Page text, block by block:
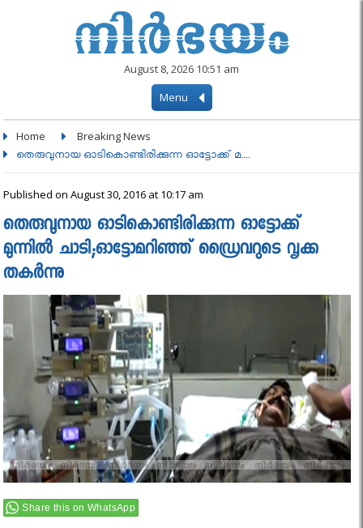
August 8, 2026 10:51 am
Menu
Home Breaking News
തെരുവുനായ ഓടികൊണ്ടിരിക്കുന്ന ഓട്ടോക്ക് മ....
Published on August 30, 2016 at 10:17 am
തെരുവുനായ ഓടികൊണ്ടിരിക്കുന്ന ഓട്ടോക്ക്
മുന്നില്‍ ചാടി;ഓട്ടോമറിഞ്ഞ് ഡ്രൈവറുടെ വൃക്ക
തകർന്നു
Share this on WhatsApp